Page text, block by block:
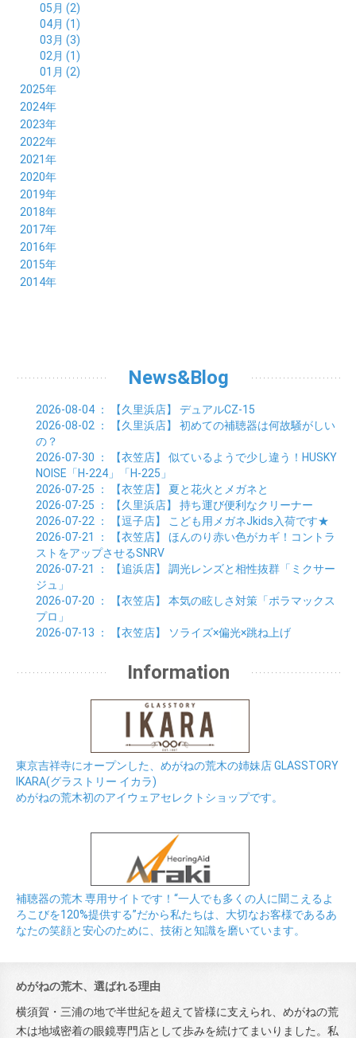
05月 (2)
04月 (1)
03月 (3)
02月 (1)
01月 (2)
2025年
12月 (2)
11月 (2)
10月 (3)
09月 (3)
08月 (4)
07月 (4)
06月 (4)
05月 (4)
04月 (1)
03月 (3)
02月 (4)
01月 (4)
2024年
12月 (6)
11月 (5)
10月 (4)
09月 (6)
08月 (5)
07月 (5)
06月 (4)
05月 (3)
04月 (7)
03月 (5)
02月 (7)
2023年
12月 (5)
11月 (4)
10月 (5)
09月 (6)
08月 (7)
07月 (7)
06月 (7)
05月 (8)
04月 (8)
03月 (9)
2022年
12月 (9)
11月 (5)
10月 (8)
09月 (7)
08月 (5)
07月 (9)
06月 (10)
05月 (9)
04月 (7)
2021年
12月 (5)
11月 (5)
10月 (5)
09月 (5)
08月 (11)
07月 (4)
06月 (7)
05月 (8)
2020年
12月 (7)
11月 (6)
10月 (8)
09月 (10)
08月 (10)
07月 (7)
06月 (7)
2019年
12月 (8)
11月 (9)
10月 (9)
09月 (7)
08月 (8)
07月 (7)
2018年
12月 (8)
11月 (8)
10月 (7)
09月 (10)
08月 (8)
01月 (7)
2017年
12月 (7)
11月 (8)
10月 (7)
02月 (6)
01月 (9)
2016年
12月 (9)
11月 (5)
03月 (7)
02月 (6)
01月 (9)
2015年
12月 (9)
06月 (5)
2014年
News&Blog
2026-08-04 ： 【久里浜店】 デュアルCZ-15
2026-08-02 ： 【久里浜店】 初めての補聴器は何故騒がしい
の？
2026-07-30 ： 【衣笠店】 似ているようで少し違う！HUSKY
NOISE「H-224」「H-225」
2026-07-25 ： 【衣笠店】 夏と花火とメガネと
2026-07-25 ： 【久里浜店】 持ち運び便利なクリーナー
2026-07-22 ： 【逗子店】
こども用メガネJkids入荷です★
2026-07-21
： 【衣笠店】 ほんのり赤い色がカギ！コントラ
ストをアップさせるSNRV
2026-07-21
： 【追浜店】 調光レンズと相性抜群「ミクサー
ジュ」
2026-07-20 ： 【衣笠店】 本気の眩しさ対策「ポラマックス
プロ」
2026-07-13 ： 【衣笠店】 ソライズ×偏光×跳ね上げ
Information
東京吉祥寺にオープンした、めがねの荒木の姉妹店 GLASSTORY
IKARA(グラストリー イカラ)
めがねの荒木初のアイウェアセレクトショップです。
補聴器の荒木 専用サイトです！“一人でも多くの人に聞こえるよ
ろこびを120%提供する”だから私たちは、大切なお客様であるあ
なたの笑顔と安心のために、技術と知識を磨いています。
めがねの荒木、選ばれる理由
横須賀・三浦の地で半世紀を超えて皆様に支えられ、めがねの荒
木は地域密着の眼鏡専門店として歩みを続けてまいりました。私